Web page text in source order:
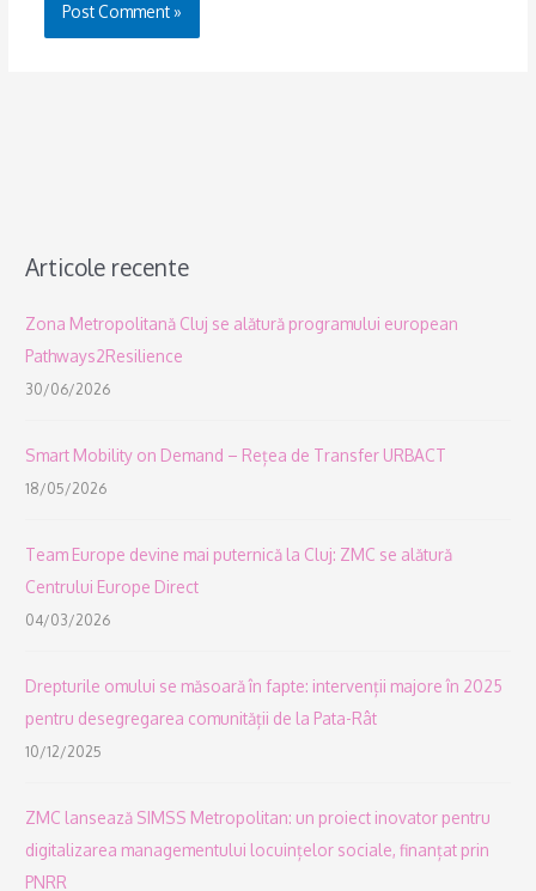
Articole recente
Zona Metropolitană Cluj se alătură programului european
Pathways2Resilience
30/06/2026
Smart Mobility on Demand – Rețea de Transfer URBACT
18/05/2026
Team Europe devine mai puternică la Cluj: ZMC se alătură
Centrului Europe Direct
04/03/2026
Drepturile omului se măsoară în fapte: intervenții majore în 2025
pentru desegregarea comunității de la Pata-Rât
10/12/2025
ZMC lansează SIMSS Metropolitan: un proiect inovator pentru
digitalizarea managementului locuințelor sociale, finanțat prin
PNRR